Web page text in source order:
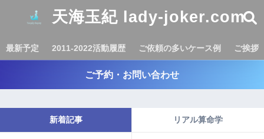
天海玉紀 lady-joker.com
最新予定 2011-2022活動履歴 ご依頼の多いケース例 ご挨拶
ご予約・お問い合わせ
新着記事 リアル算命学